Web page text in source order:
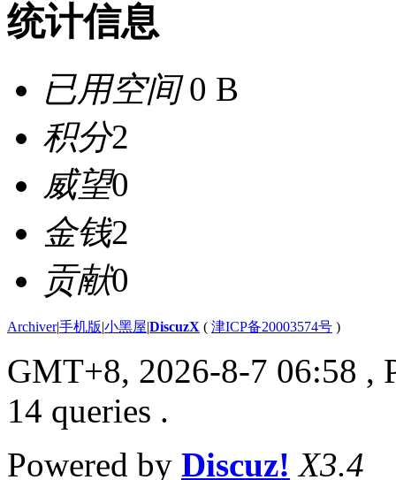
统计信息
已用空间0 B
积分2
威望0
金钱2
贡献0
Archiver|手机版|小黑屋|DiscuzX ( 津ICP备20003574号 )
GMT+8, 2026-8-7 06:58 ,
14 queries .
Powered by Discuz! X3.4